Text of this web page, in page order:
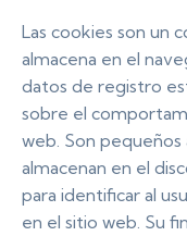
Las cookies son un
almacena en el
datos de registro
sobre el
web. Son
almacenan en el
para identificar al
en el sitio web. Su